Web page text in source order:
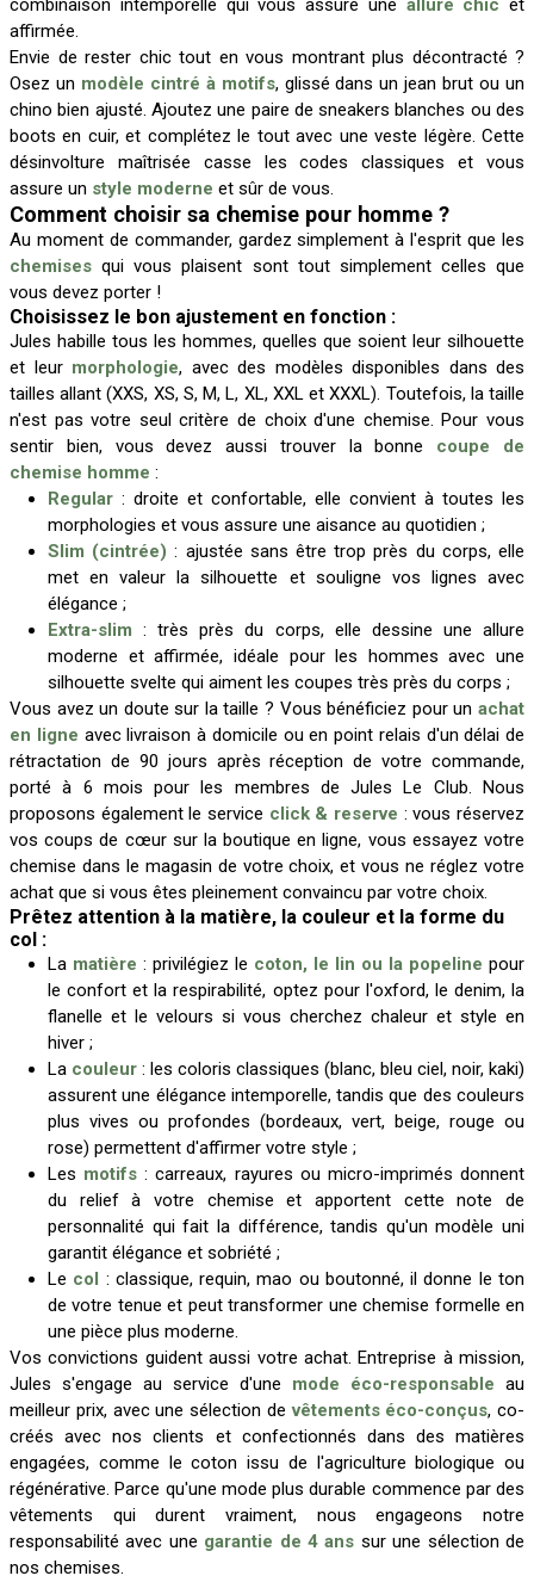
combinaison intemporelle qui vous assure une allure chic et
affirmée.
Envie de rester chic tout en vous montrant plus décontracté ?
Osez un modèle cintré à motifs, glissé dans un jean brut ou un
chino bien ajusté. Ajoutez une paire de sneakers blanches ou des
boots en cuir, et complétez le tout avec une veste légère. Cette
désinvolture maîtrisée casse les codes classiques et vous
assure un style moderne et sûr de vous.
Comment choisir sa chemise pour homme ?
Au moment de commander, gardez simplement à l'esprit que les
chemises qui vous plaisent sont tout simplement celles que
vous devez porter !
Choisissez le bon ajustement en fonction :
Jules habille tous les hommes, quelles que soient leur silhouette
et leur morphologie, avec des modèles disponibles dans des
tailles allant (XXS, XS, S, M, L, XL, XXL et XXXL). Toutefois, la taille
n'est pas votre seul critère de choix d'une chemise. Pour vous
sentir bien, vous devez aussi trouver la bonne coupe de
chemise homme :
Regular : droite et confortable, elle convient à toutes les
morphologies et vous assure une aisance au quotidien ;
Slim (cintrée) : ajustée sans être trop près du corps, elle
met en valeur la silhouette et souligne vos lignes avec
élégance ;
Extra-slim : très près du corps, elle dessine une allure
moderne et affirmée, idéale pour les hommes avec une
silhouette svelte qui aiment les coupes très près du corps ;
Vous avez un doute sur la taille ? Vous bénéficiez pour un achat
en ligne avec livraison à domicile ou en point relais d'un délai de
rétractation de 90 jours après réception de votre commande,
porté à 6 mois pour les membres de Jules Le Club. Nous
proposons également le service click & reserve : vous réservez
vos coups de cœur sur la boutique en ligne, vous essayez votre
chemise dans le magasin de votre choix, et vous ne réglez votre
achat que si vous êtes pleinement convaincu par votre choix.
Prêtez attention à la matière, la couleur et la forme du
col :
La matière : privilégiez le coton, le lin ou la popeline pour
le confort et la respirabilité, optez pour l'oxford, le denim, la
flanelle et le velours si vous cherchez chaleur et style en
hiver ;
La couleur : les coloris classiques (blanc, bleu ciel, noir, kaki)
assurent une élégance intemporelle, tandis que des couleurs
plus vives ou profondes (bordeaux, vert, beige, rouge ou
rose) permettent d'affirmer votre style ;
Les motifs : carreaux, rayures ou micro-imprimés donnent
du relief à votre chemise et apportent cette note de
personnalité qui fait la différence, tandis qu'un modèle uni
garantit élégance et sobriété ;
Le col : classique, requin, mao ou boutonné, il donne le ton
de votre tenue et peut transformer une chemise formelle en
une pièce plus moderne.
Vos convictions guident aussi votre achat. Entreprise à mission,
Jules s'engage au service d'une mode éco-responsable au
meilleur prix, avec une sélection devêtements éco-conçus, co-
créés avec nos clients et confectionnés dans des matières
engagées, comme le coton issu de l'agriculture biologique ou
régénérative. Parce qu'une mode plus durable commence par des
vêtements qui durent vraiment, nous engageons notre
responsabilité avec une garantie de 4 ans sur une sélection de
nos chemises.